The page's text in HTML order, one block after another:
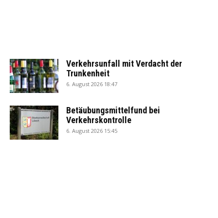
Verkehrsunfall mit Verdacht der
Trunkenheit
6. August 2026 18:47
Betäubungsmittelfund bei
Verkehrskontrolle
6. August 2026 15:45